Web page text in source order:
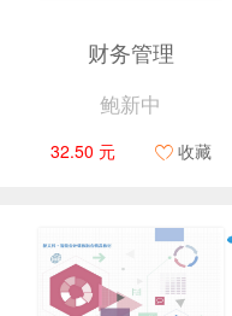
财务管理
鲍新中
32.50 元 收藏